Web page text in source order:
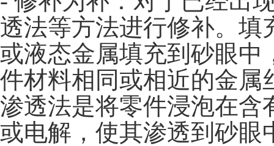
透法等方法进行修补。填
或液态金属填充到砂眼中
件材料相同或相近的金属
渗透法是将零件浸泡在含
或电解，使其渗透到砂眼